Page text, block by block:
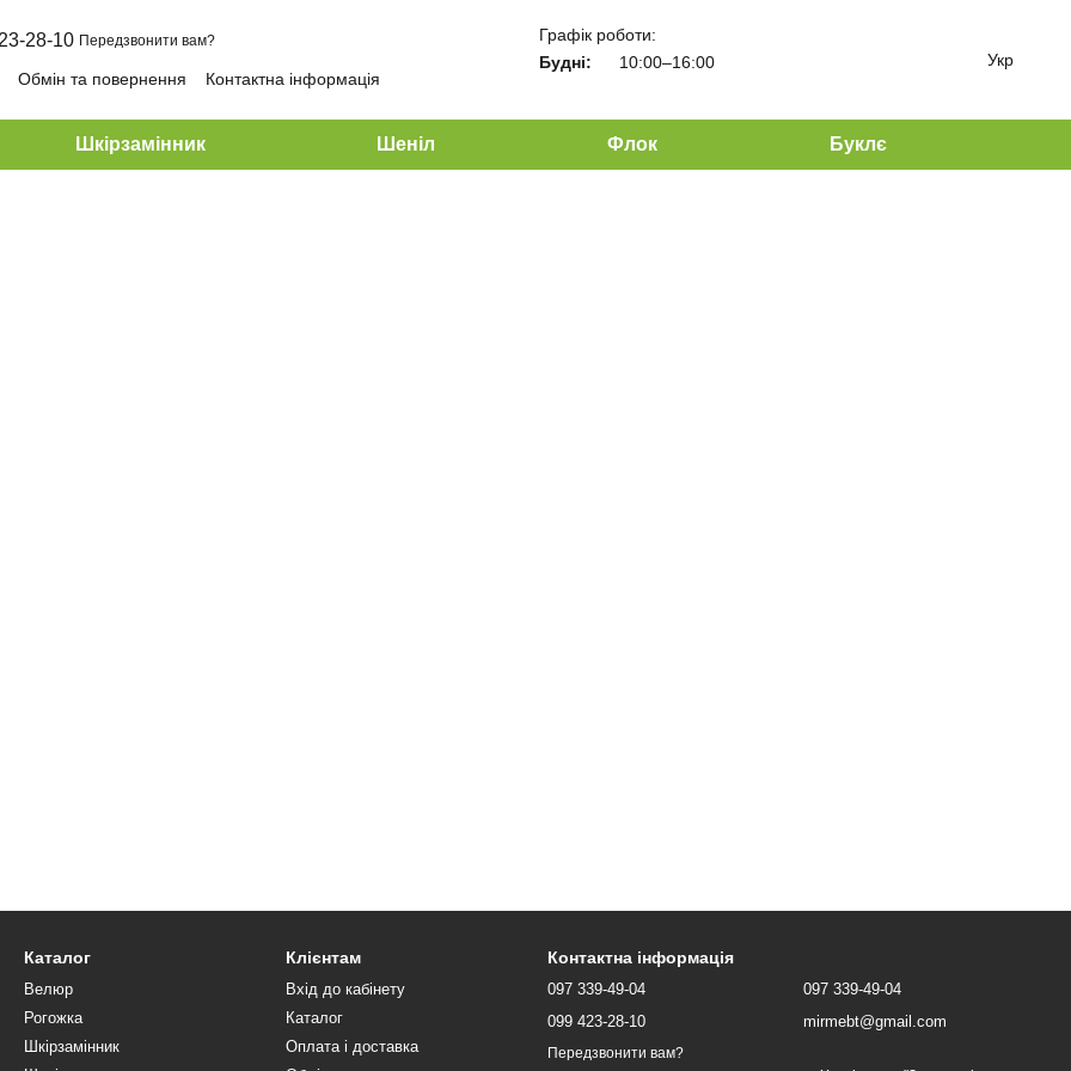
28-10 Передзвонити вам?
Обмін та повернення Контактна інформація
Графік роботи:
Будні:
10:00–16:00 Укр
Шкірзамінник Шеніл Флок Буклє
Каталог
Велюр
Рогожка
Шкірзамінник
Клієнтам
Вхід до кабінету
Каталог
Оплата і доставка
Контактна інформація
097 339-49-04
099 423-28-10
Передзвонити вам?
097 339-49-04
mirmebt@gmail.com